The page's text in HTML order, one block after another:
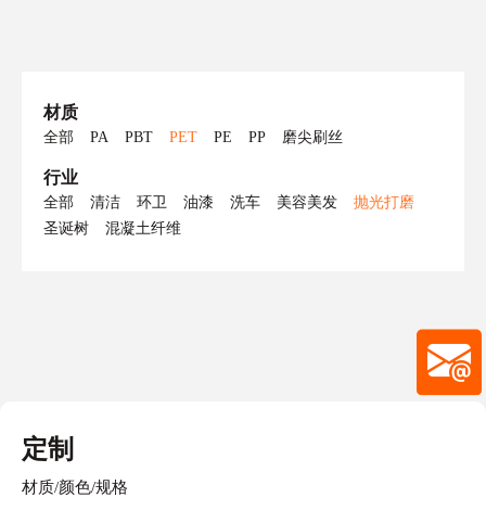
材质
全部 PA PBT PET PE PP 磨尖刷丝
行业
全部 清洁 环卫 油漆 洗车 美容美发
抛光打磨
圣诞树
混凝土纤维
定制
材质/颜色/规格